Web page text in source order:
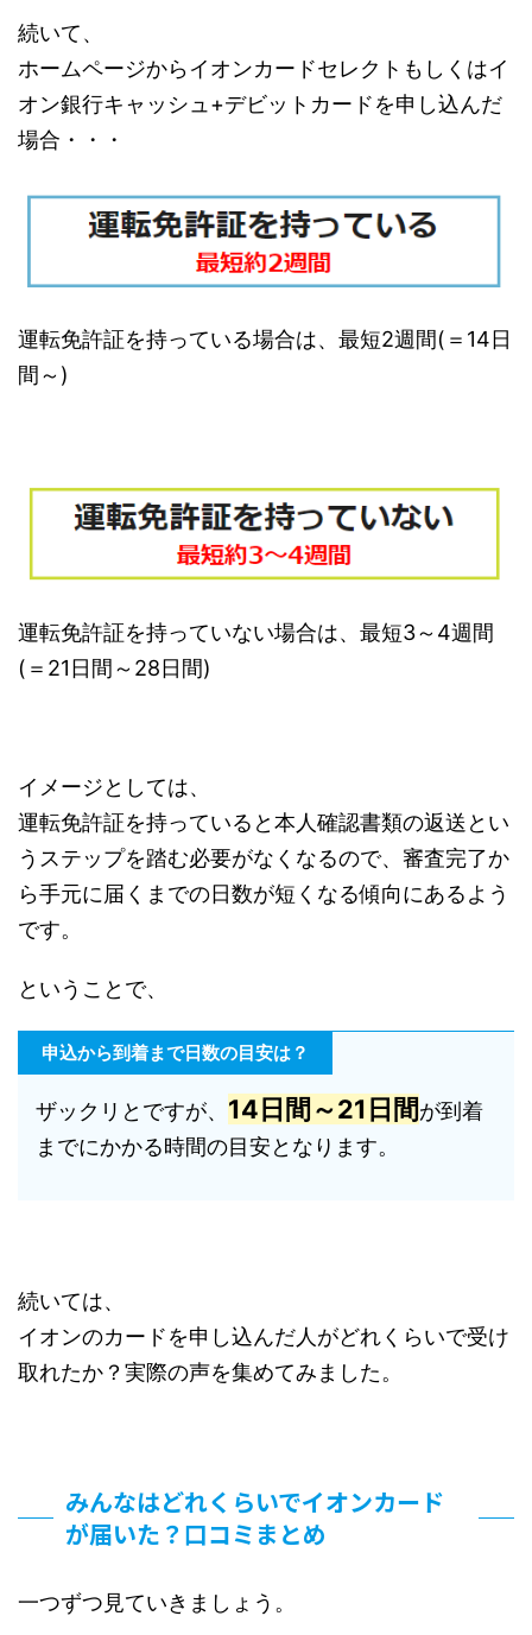
続いて、
ホームページからイオンカードセレクトもしくはイ
オン銀行キャッシュ+デビットカードを申し込んだ
場合・・・
運転免許証を持っている場合は、最短2週間(＝14日
間～)
運転免許証を持っていない場合は、最短3～4週間
(＝21日間～28日間)
イメージとしては、
運転免許証を持っていると本人確認書類の返送とい
うステップを踏む必要がなくなるので、審査完了か
ら手元に届くまでの日数が短くなる傾向にあるよう
です。
ということで、
申込から到着まで日数の目安は？
ザックリとですが、 14日間～21日間が到着
までにかかる時間の目安となります。
続いては、
イオンのカードを申し込んだ人がどれくらいで受け
取れたか？実際の声を集めてみました。
みんなはどれくらいでイオンカード
が届いた？口コミまとめ
一つずつ見ていきましょう。